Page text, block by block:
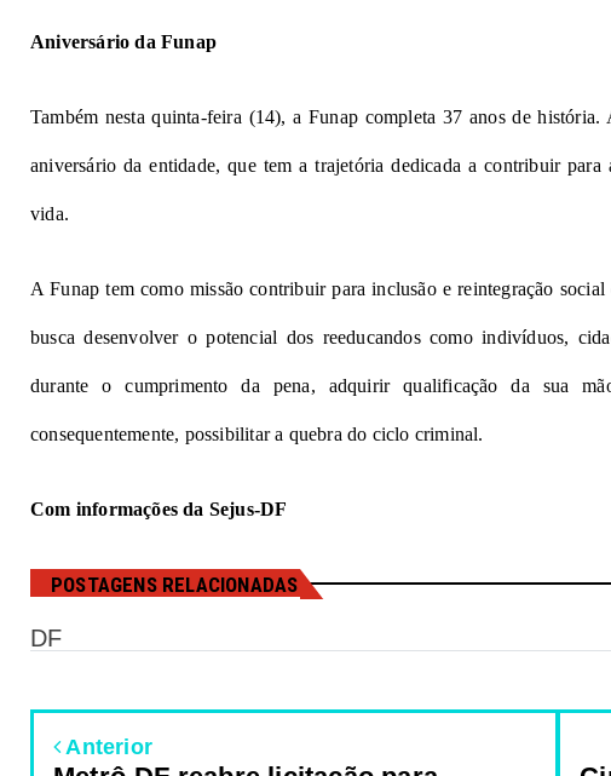
Aniversário da Funap
Também nesta quinta-feira (14), a Funap completa 37 anos de
aniversário da entidade, que tem a trajetória dedicada a contribuir
vida.
A Funap tem como missão contribuir para inclusão e reintegração
busca desenvolver o potencial dos reeducandos como indivíduos,
durante o cumprimento da pena, adquirir qualificação da sua
consequentemente, possibilitar a quebra do ciclo criminal.
Com informações da Sejus-DF
POSTAGENS RELACIONADAS
DF
Anterior